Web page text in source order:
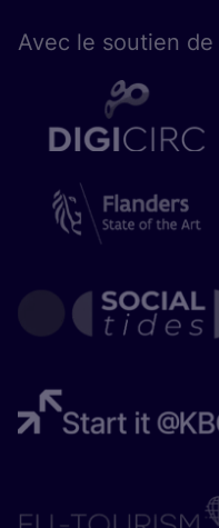
Avec le sou­tien de